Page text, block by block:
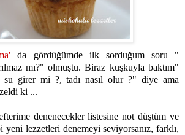
da gördüğümde ilk sorduğum soru "
mı?" olmuştu. Biraz kuşkuyla baktım"
su girer mi ?, tadı nasıl olur ?" diye ama
ki ...
denenecekler listesine not düştüm ve
lezzetleri denemeyi seviyorsanız, farklı,